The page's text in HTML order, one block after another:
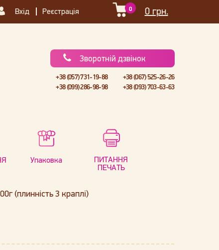
Вхід Реєстрація 0 грн.
0
Зворотній дзвінок
+38 (057) 731-19-88
+38 (067) 525-26-26
+38 (099) 286-98-98
+38 (093) 703-63-63
Упаковка
ПИТАННЯ
ПЕЧАТЬ
(плинність 3 краплі)